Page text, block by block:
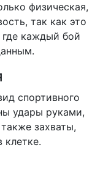
физическая,
так как это
где каждый бой
спортивного
удары руками,
захваты,
клетке.